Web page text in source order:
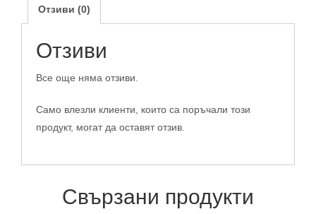
Отзиви (0)
Отзиви
Все още няма отзиви.
Само влезли клиенти, които са поръчали този
продукт, могат да оставят отзив.
Свързани продукти